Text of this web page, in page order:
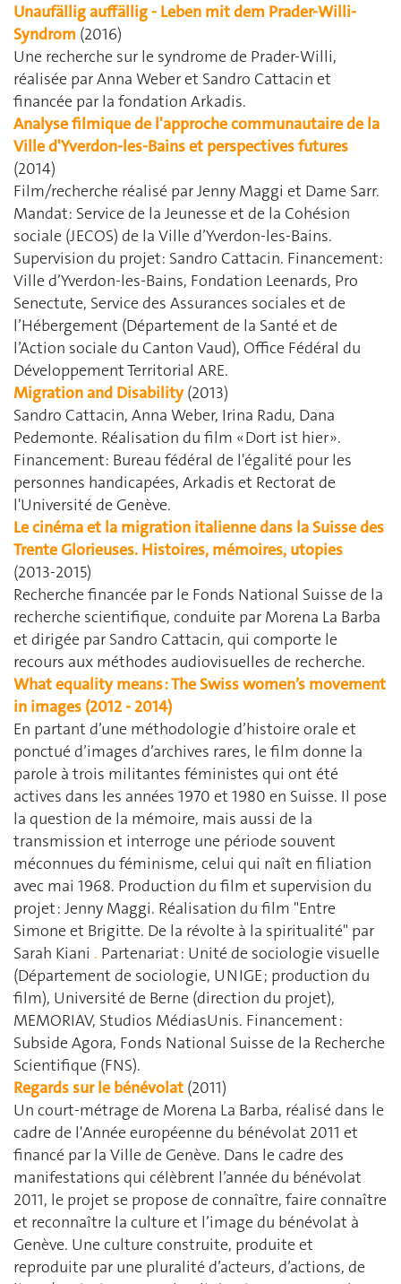
Unaufällig auffällig - Leben mit dem Prader-Willi-
Syndrom (2016)
Une recherche sur le syndrome de Prader-Willi,
réalisée par Anna Weber et Sandro Cattacin et
financée par la fondation Arkadis.
Analyse filmique de l'approche communautaire de la
Ville d'Yverdon-les-Bains et perspectives futures
(2014)
Film/recherche réalisé par Jenny Maggi et Dame Sarr.
Mandat: Service de la Jeunesse et de la Cohésion
sociale (JECOS) de la Ville d’Yverdon-les-Bains.
Supervision du projet: Sandro Cattacin. Financement:
Ville d’Yverdon-les-Bains, Fondation Leenards, Pro
Senectute, Service des Assurances sociales et de
l’Hébergement (Département de la Santé et de
l’Action sociale du Canton Vaud), Office Fédéral du
Développement Territorial ARE.
Migration and Disability (2013)
Sandro Cattacin, Anna Weber, Irina Radu, Dana
Pedemonte. Réalisation du film « Dort ist hier ».
Financement: Bureau fédéral de l'égalité pour les
personnes handicapées, Arkadis et Rectorat de
l'Université de Genève.
Le cinéma et la migration italienne dans la Suisse des
Trente Glorieuses. Histoires, mémoires, utopies
(2013-2015)
Recherche financée par le Fonds National Suisse de la
recherche scientifique, conduite par Morena La Barba
et dirigée par Sandro Cattacin, qui comporte le
recours aux méthodes audiovisuelles de recherche.
What equality means : The Swiss women’s movement
in images (2012 - 2014)
En partant d’une méthodologie d’histoire orale et
ponctué d’images d’archives rares, le film donne la
parole à trois militantes féministes qui ont été
actives dans les années 1970 et 1980 en Suisse. Il pose
la question de la mémoire, mais aussi de la
transmission et interroge une période souvent
méconnues du féminisme, celui qui naît en filiation
avec mai 1968. Production du film et supervision du
projet : Jenny Maggi. Réalisation du film "Entre
Simone et Brigitte. De la révolte à la spiritualité" par
Sarah Kiani . Partenariat : Unité de sociologie visuelle
(Département de sociologie, UNIGE ; production du
film), Université de Berne (direction du projet),
MEMORIAV, Studios MédiasUnis. Financement :
Subside Agora, Fonds National Suisse de la Recherche
Scientifique (FNS).
Regards sur le bénévolat (2011)
Un court-métrage de Morena La Barba, réalisé dans le
cadre de l'Année européenne du bénévolat 2011 et
financé par la Ville de Genève. Dans le cadre des
manifestations qui célèbrent l’année du bénévolat
2011, le projet se propose de connaître, faire connaître
et reconnaître la culture et l’image du bénévolat à
Genève. Une culture construite, produite et
reproduite par une pluralité d’acteurs, d’actions, de